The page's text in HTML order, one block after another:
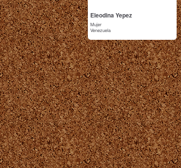
Eleodina Yepez
Mujer
Venezuela